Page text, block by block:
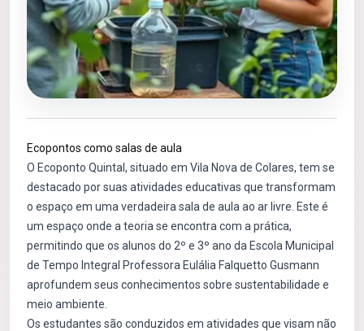
Ecopontos como salas de aula
O Ecoponto Quintal, situado em Vila Nova de Colares, tem se
destacado por suas atividades educativas que transformam
o espaço em uma verdadeira sala de aula ao ar livre. Este é
um espaço onde a teoria se encontra com a prática,
permitindo que os alunos do 2º e 3º ano da Escola Municipal
de Tempo Integral Professora Eulália Falquetto Gusmann
aprofundem seus conhecimentos sobre sustentabilidade e
meio ambiente.
Os estudantes são conduzidos em atividades que visam não